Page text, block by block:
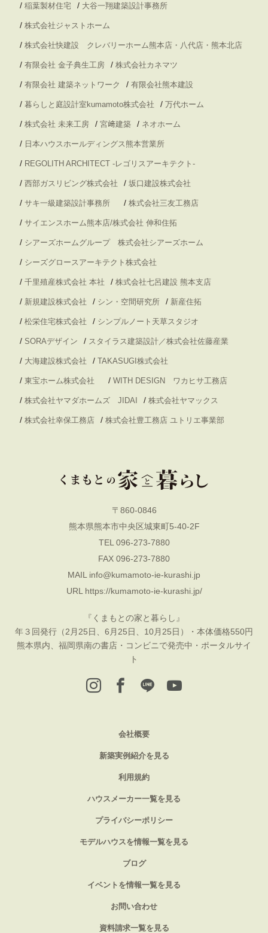
/ 稲葉製材住宅 / 大谷一翔建築設計事務所
/ 株式会社ジャストホーム
/ 株式会社快建設 クレバリーホーム熊本店・八代店・熊本北店
/ 有限会社 金子典生工房 / 株式会社カネマツ
/ 有限会社 建築ネットワーク / 有限会社熊本建設
/ 暮らしと庭設計室kumamoto株式会社 / 万代ホーム
/ 株式会社 未来工房 / 宮﨑建築 / ネオホーム
/ 日本ハウスホールディングス熊本営業所
/ REGOLITH ARCHITECT -レゴリスアーキテクト-
/ 西部ガスリビング株式会社 / 坂口建設株式会社
/ サキ一級建築設計事務所 / 株式会社三友工務店
/ サイエンスホーム熊本店/株式会社 伸和住拓
/ シアーズホームグループ 株式会社シアーズホーム
/ シーズグロースアーキテクト株式会社
/ 千里殖産株式会社 本社 / 株式会社七呂建設 熊本支店
/ 新規建設株式会社 / シン・空間研究所 / 新産住拓
/ 松栄住宅株式会社 / シンプルノート天草スタジオ
/ SORAデザイン / スタイラス建築設計／株式会社佐藤産業
/ 大海建設株式会社 / TAKASUGI株式会社
/ 東宝ホーム株式会社 / WITH DESIGN ワカヒサ工務店
/ 株式会社ヤマダホームズ JIDAI / 株式会社ヤマックス
/ 株式会社幸保工務店 / 株式会社豊工務店 ユトリエ事業部
〒860-0846
熊本県熊本市中央区城東町5-40-2F
TEL 096-273-7880
FAX 096-273-7880
MAIL info@kumamoto-ie-kurashi.jp
URL https://kumamoto-ie-kurashi.jp/
『くまもとの家と暮らし』
年３回発行（2月25日、6月25日、10月25日）・本体価格550円
熊本県内、福岡県南の書店・コンビニで発売中・ポータルサイ
ト
会社概要
新築実例紹介を見る
利用規約
ハウスメーカー一覧を見る
プライバシーポリシー
モデルハウスを情報一覧を見る
ブログ
イベントを情報一覧を見る
お問い合わせ
資料請求一覧を見る